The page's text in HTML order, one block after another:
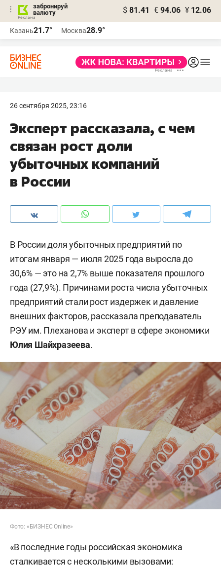
забронируй
валюту
$ 81.41 € 94.06 ¥ 12.06
Казань21.7° Москва28.9°
26 сентября 2025, 23:16
Эксперт рассказала, с чем
связан рост доли
убыточных компаний
в России
В России доля убыточных предприятий по
итогам января — июля 2025 года выросла до
30,6% — это на 2,7% выше показателя прошлого
года (27,9%). Причинами роста числа убыточных
предприятий стали рост издержек и давление
внешних факторов, рассказала преподаватель
РЭУ им. Плеханова и эксперт в сфере экономики
Юлия Шайхразеева.
Фото: «БИЗНЕС Online»
«В последние годы российская экономика
сталкивается с несколькими вызовами: